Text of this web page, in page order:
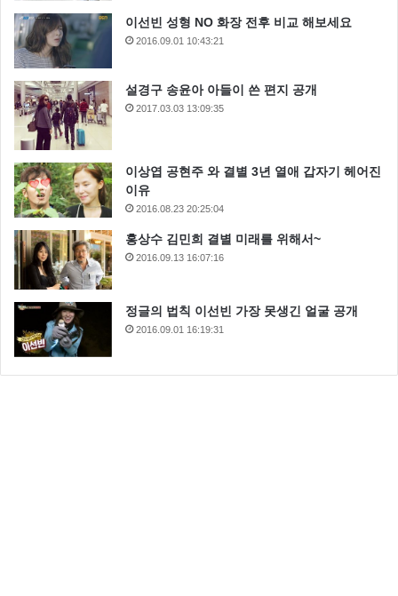
이선빈 성형 NO 화장 전후 비교 해보세요
2016.09.01 10:43:21
설경구 송윤아 아들이 쓴 편지 공개
2017.03.03 13:09:35
이상엽 공현주 와 결별 3년 열애 갑자기 헤어진
이유
2016.08.23 20:25:04
홍상수 김민희 결별 미래를 위해서~
2016.09.13 16:07:16
정글의 법칙 이선빈 가장 못생긴 얼굴 공개
2016.09.01 16:19:31